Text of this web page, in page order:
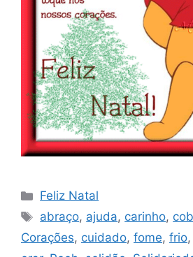
Categorias
Feliz Natal
Tags
abraço, ajuda, carinho,
Corações, cuidado, fome, frio,